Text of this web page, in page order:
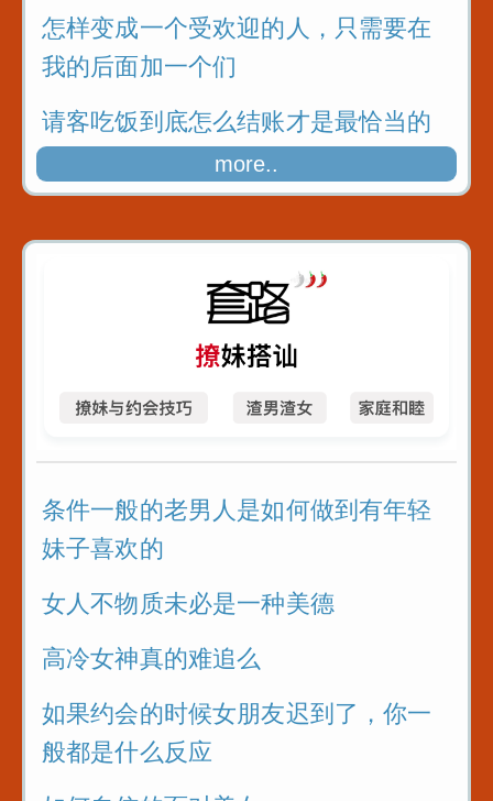
怎样变成一个受欢迎的人，只需要在
我的后面加一个们
请客吃饭到底怎么结账才是最恰当的
more..
条件一般的老男人是如何做到有年轻
妹子喜欢的
女人不物质未必是一种美德
高冷女神真的难追么
如果约会的时候女朋友迟到了，你一
般都是什么反应